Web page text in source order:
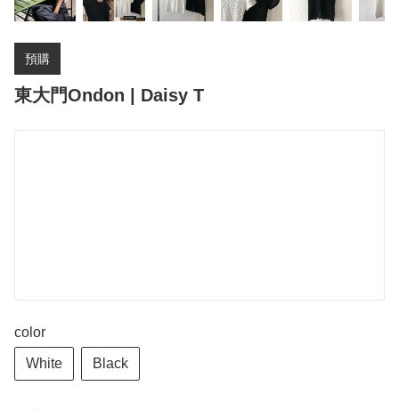
預購
東大門Ondon | Daisy T
color
White Black